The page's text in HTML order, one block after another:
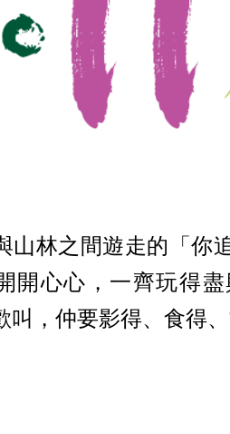
山林之間遊走的「你
開心心，一齊玩得
叫，仲要影得、食得、